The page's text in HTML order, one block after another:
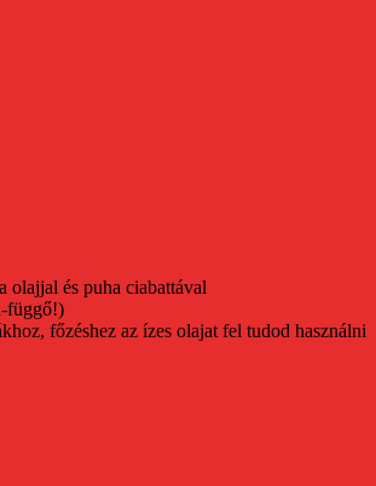
olajjal és puha ciabattával
függő!)
főzéshez az ízes olajat fel tudod használni